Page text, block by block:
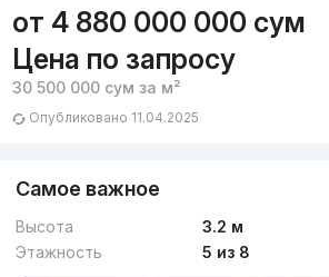
от 4 880 000 000 сум
Цена по запросу
30 500 000 сум за м²
Опубликовано 11.04.2025
Самое важное
Высота
3.2 м
Этажность
5 из 8